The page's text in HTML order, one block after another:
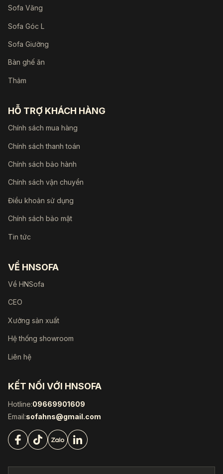
Sofa Văng
Sofa Góc L
Sofa Giường
Bàn ghế ăn
Thảm
HỖ TRỢ KHÁCH HÀNG
Chính sách mua hàng
Chính sách thanh toán
Chính sách bảo hành
Chính sách vận chuyển
Điều khoản sử dụng
Chính sách bảo mật
Tin tức
VỀ HNSOFA
Về HNSofa
CEO
Xưởng sản xuất
Hệ thống showroom
Liên hệ
KẾT NỐI VỚI HNSOFA
Hotline:09669901609
Email:sofahns@gmail.com